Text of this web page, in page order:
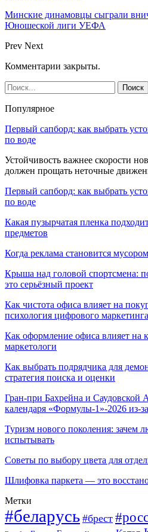
Минские динамовцы сыграли
Юношеской лиги УЕФА
Prev Next
Комментарии закрыты.
Популярное
Первый сапборд: как выбрать
по воде
Устойчивость важнее скорости
должен прощать неточные
Первый сапборд: как выбрать
по воде
Какая пузырчатая пленка
предметов
Когда реклама становится мусором
Крыша над головой спортсмена:
это серьёзный проект
Как чистота офиса влияет на
психология цифрового маркетинга
Как оформление офиса влияет на
маркетологи
Как выбрать подрядчика для
стратегия поиска и оценки
Гран-при Бахрейна и Саудовской
календаря «Формулы-1»-2026 из-
Туризм нового поколения: зачем
испытывать
Советы по выбору цвета для
Шлифовка паркета — это
Метки
#беларусь #брест